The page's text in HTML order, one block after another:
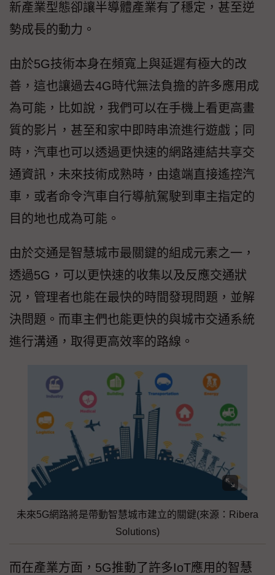
新產業型態卻讓半導體產業有了穩定，甚至逆
勢成長的動力。
由於5G技術本身在頻寬上與延遲有極大的改
善，這也讓過去4G時代無法負擔的許多應用成
為可能，比如說，我們可以在手機上看更高畫
質的影片，甚至和家中即時串流進行遊戲；同
時，汽車也可以透過更快速的網路連結共享交
通資訊，未來技術成熟時，由遠端直接遙控汽
車，或者命令汽車自行導航駕駛到車主指定的
目的地也成為可能。
由於交通是智慧城市最關鍵的組成元素之一，
透過5G，可以更快速的收集以及反應交通狀
況，管理者也能在最快的時間發現問題，並解
決問題。而車主們也能更快的與城市交通系統
進行溝通，取得更高效率的路線。
未來5G網路將是帶動智慧城市建立的關鍵(來源：Ribera
Solutions)
而在產業方面，5G推動了許多IoT應用的智慧